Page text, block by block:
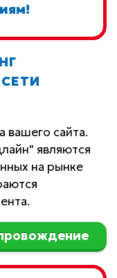
вашего сайта.
являются
на рынке